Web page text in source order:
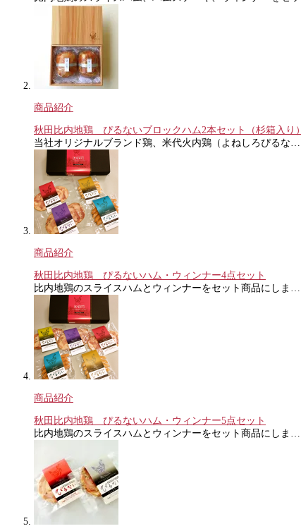
商品紹介
秋田比内地鶏 ぴるないブロックハム2本セット（杉箱入り）
当社オリジナルブランド鶏、米代火内鶏（よねしろぴるな…
商品紹介
秋田比内地鶏 ぴるないハム・ウィンナー4点セット
比内地鶏のスライスハムとウィンナーをセット商品にしま…
商品紹介
秋田比内地鶏 ぴるないハム・ウィンナー5点セット
比内地鶏のスライスハムとウィンナーをセット商品にしま…